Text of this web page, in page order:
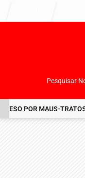
Pesquisar
POR MAUS-TRATOS